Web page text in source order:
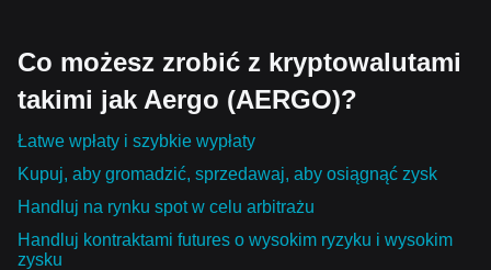
Co możesz zrobić z kryptowalutami
takimi jak Aergo (AERGO)?
Łatwe wpłaty i szybkie wypłaty
Kupuj, aby gromadzić, sprzedawaj, aby osiągnąć zysk
Handluj na rynku spot w celu arbitrażu
Handluj kontraktami futures o wysokim ryzyku i wysokim
zysku